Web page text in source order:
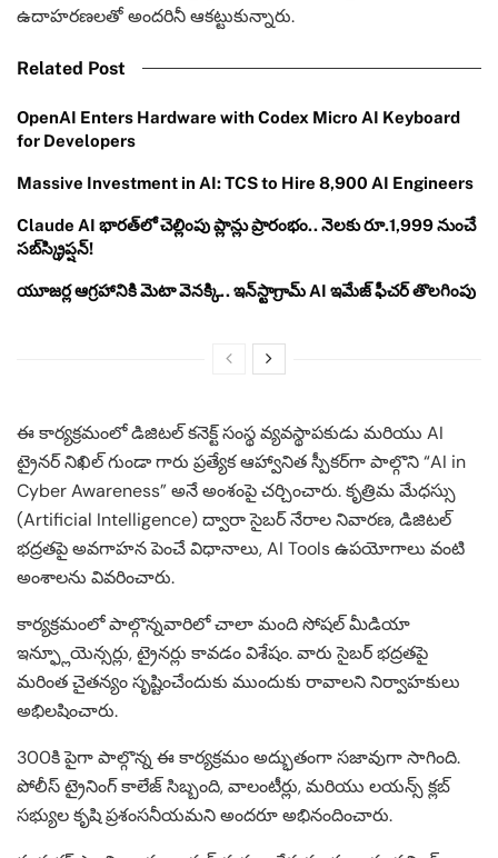
ఉదాహరణలతో అందరినీ ఆకట్టుకున్నారు.
Related Post
OpenAI Enters Hardware with Codex Micro AI Keyboard
for Developers
Massive Investment in AI: TCS to Hire 8,900 AI Engineers
Claude AI భారత్‌లో చెల్లింపు ప్లాన్లు ప్రారంభం.. నెలకు రూ.1,999 నుంచే
సబ్‌స్క్రిప్షన్!
యూజర్ల ఆగ్రహానికి మెటా వెనక్కి.. ఇన్‌స్టాగ్రామ్ AI ఇమేజ్ ఫీచర్ తొలగింపు
ఈ కార్యక్రమంలో డిజిటల్ కనెక్ట్ సంస్థ వ్యవస్థాపకుడు మరియు AI
ట్రైనర్ నిఖిల్ గుండా గారు ప్రత్యేక ఆహ్వానిత స్పీకర్‌గా పాల్గొని “AI in
Cyber Awareness” అనే అంశంపై చర్చించారు. కృత్రిమ మేధస్సు
(Artificial Intelligence) ద్వారా సైబర్ నేరాల నివారణ, డిజిటల్
భద్రతపై అవగాహన పెంచే విధానాలు, AI Tools ఉపయోగాలు వంటి
అంశాలను వివరించారు.
కార్యక్రమంలో పాల్గొన్నవారిలో చాలా మంది సోషల్ మీడియా
ఇన్ఫ్లూయెన్సర్లు, ట్రైనర్లు కావడం విశేషం. వారు సైబర్ భద్రతపై
మరింత చైతన్యం సృష్టించేందుకు ముందుకు రావాలని నిర్వాహకులు
అభిలషించారు.
300కి పైగా పాల్గొన్న ఈ కార్యక్రమం అద్భుతంగా సజావుగా సాగింది.
పోలీస్ ట్రైనింగ్ కాలేజ్ సిబ్బంది, వాలంటీర్లు, మరియు లయన్స్ క్లబ్
సభ్యుల కృషి ప్రశంసనీయమని అందరూ అభినందించారు.